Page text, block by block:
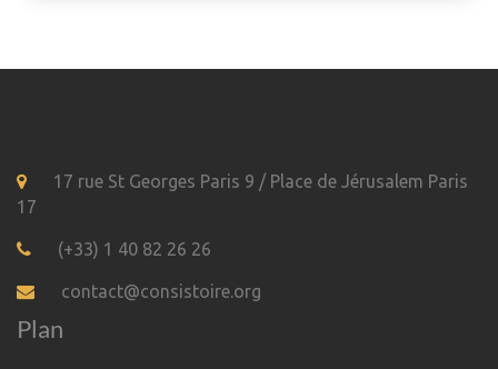
17 rue St Georges Paris 9 / Place de Jérusalem Paris
17
(+33) 1 40 82 26 26
contact@consistoire.org
Plan